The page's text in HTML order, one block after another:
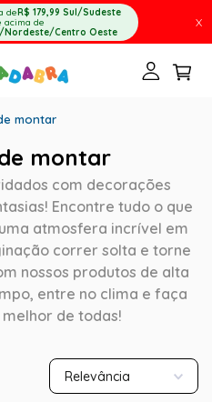
deR$ 179,99 Sul/Sudeste
acima de
Centro Oeste
X
montar
montar
com decorações
Encontre tudo o que
atmosfera incrível em
correr solta e torne
nossos produtos de alta
entre no clima e faça
de todas!
Relevância